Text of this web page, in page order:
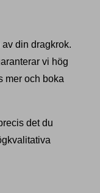
din dragkrok.
vi hög
mer och boka
det du